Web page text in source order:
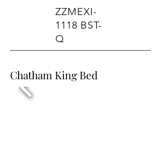
ZZMEXI-
1118 BST-
Q
Chatham King Bed